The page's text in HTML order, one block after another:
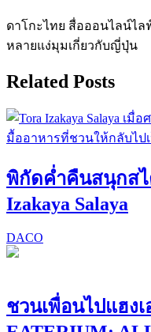
ดาโกะไทย สื่อออนไลน์ไ
หลายแง่มุมเกี่ยวกับญี่ปุ่น
Related Posts
พิกัดค่ำคืนสนุกสไ
Izakaya Salaya
DACO
ชวนเพื่อนไปแฮง